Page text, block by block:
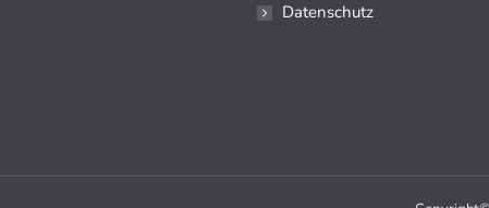
Datenschutz